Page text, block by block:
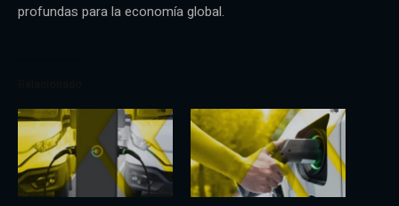
profundas para la economía global.